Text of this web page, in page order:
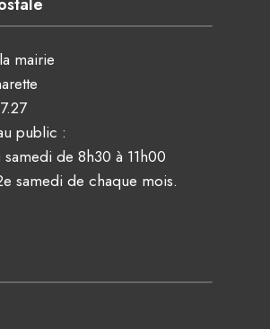
mairie
public :
de 8h30 à 11h00
samedi de chaque mois.